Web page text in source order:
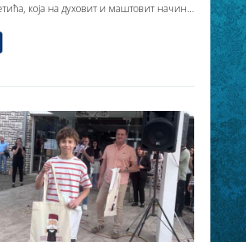
која на духовит и маштовит начин...